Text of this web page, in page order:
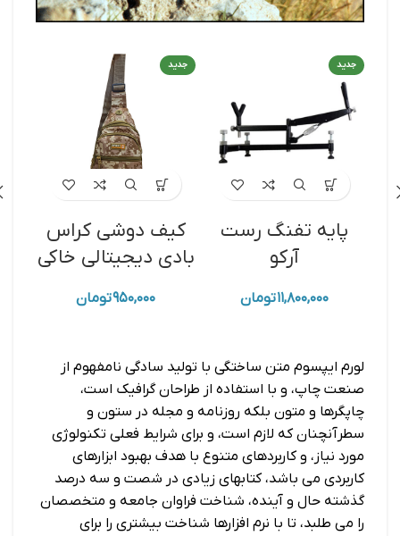
جدید
پایه تفنگ رست
آرکو
۱۱,۸۰۰,۰۰۰تومان
جدید
کیف دوشی کراس‌
بادی دیجیتالی خاکی
۹۵۰,۰۰۰تومان
لورم ایپسوم متن ساختگی با تولید سادگی نامفهوم از
صنعت چاپ، و با استفاده از طراحان گرافیک است،
چاپگرها و متون بلکه روزنامه و مجله در ستون و
سطرآنچنان که لازم است، و برای شرایط فعلی تکنولوژی
مورد نیاز، و کاربردهای متنوع با هدف بهبود ابزارهای
کاربردی می باشد، کتابهای زیادی در شصت و سه درصد
گذشته حال و آینده، شناخت فراوان جامعه و متخصصان
را می طلبد، تا با نرم افزارها شناخت بیشتری را برای